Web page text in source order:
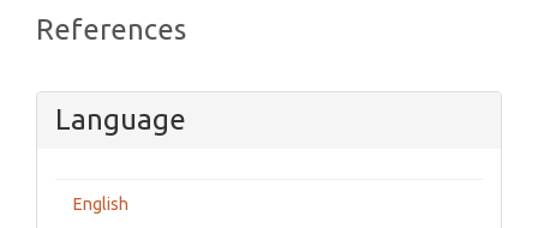
Article
References
Language
English